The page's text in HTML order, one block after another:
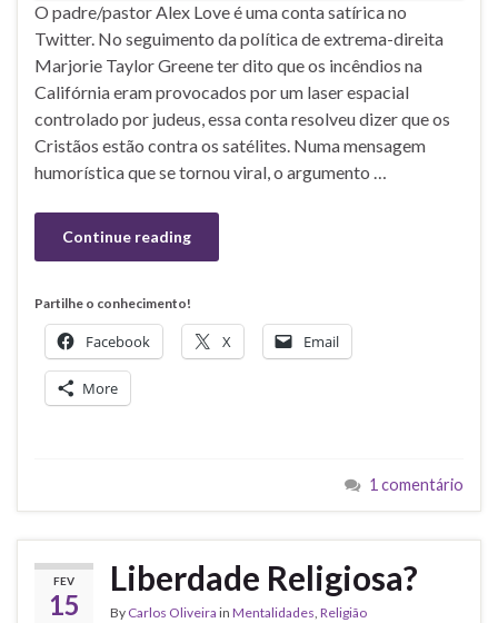
O padre/pastor Alex Love é uma conta satírica no
Twitter. No seguimento da política de extrema-direita
Marjorie Taylor Greene ter dito que os incêndios na
Califórnia eram provocados por um laser espacial
controlado por judeus, essa conta resolveu dizer que os
Cristãos estão contra os satélites. Numa mensagem
humorística que se tornou viral, o argumento …
Continue reading
Partilhe o conhecimento!
Facebook X Email
More
1 comentário
FEV
15
Liberdade Religiosa?
By Carlos Oliveira in Mentalidades, Religião